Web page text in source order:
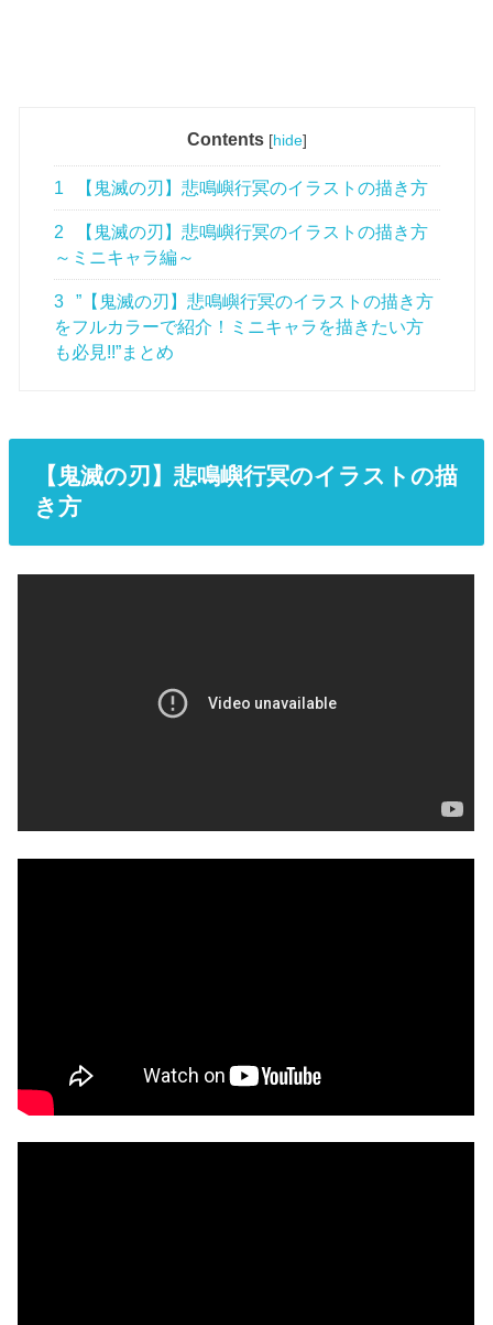
Contents [hide]
1 【鬼滅の刃】悲鳴嶼行冥のイラストの描き方
2
【鬼滅の刃】悲鳴嶼行冥のイラストの描き方
～ミニキャラ編～
3
”【鬼滅の刃】悲鳴嶼行冥のイラストの描き方
をフルカラーで紹介！ミニキャラを描きたい方
も必見!!”まとめ
【鬼滅の刃】悲鳴嶼行冥のイラストの描
き方